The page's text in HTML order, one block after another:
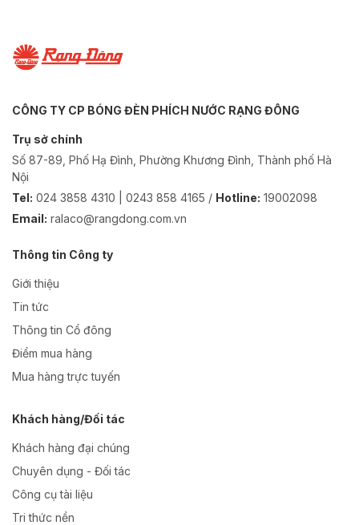
CÔNG TY CP BÓNG ĐÈN PHÍCH NƯỚC RẠNG ĐÔNG
Trụ sở chính
Số 87-89, Phố Hạ Đình, Phường Khương Đình, Thành phố Hà
Nội
Tel: 024 3858 4310 | 0243 858 4165 / Hotline: 19002098
Email: ralaco@rangdong.com.vn
Thông tin Công ty
Giới thiệu
Tin tức
Thông tin Cổ đông
Điểm mua hàng
Mua hàng trực tuyến
Khách hàng/Đối tác
Khách hàng đại chúng
Chuyên dụng - Đối tác
Công cụ tài liệu
Tri thức nền